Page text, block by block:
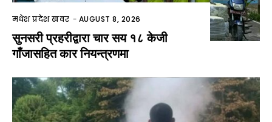
मधेश प्रदेश खवर - AUGUST 8, 2026
सुनसरी प्रहरीद्वारा चार सय १८ केजी
गाँजासहित कार नियन्त्रणमा